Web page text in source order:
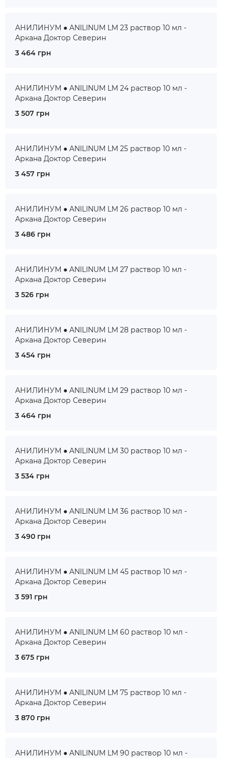
АНИЛИНУМ ● ANILINUM LM 23 раствор 10 мл -
Аркана Доктор Северин
3 464 грн
АНИЛИНУМ ● ANILINUM LM 24 раствор 10 мл -
Аркана Доктор Северин
3 507 грн
АНИЛИНУМ ● ANILINUM LM 25 раствор 10 мл -
Аркана Доктор Северин
3 457 грн
АНИЛИНУМ ● ANILINUM LM 26 раствор 10 мл -
Аркана Доктор Северин
3 486 грн
АНИЛИНУМ ● ANILINUM LM 27 раствор 10 мл -
Аркана Доктор Северин
3 526 грн
АНИЛИНУМ ● ANILINUM LM 28 раствор 10 мл -
Аркана Доктор Северин
3 454 грн
АНИЛИНУМ ● ANILINUM LM 29 раствор 10 мл -
Аркана Доктор Северин
3 464 грн
АНИЛИНУМ ● ANILINUM LM 30 раствор 10 мл -
Аркана Доктор Северин
3 534 грн
АНИЛИНУМ ● ANILINUM LM 36 раствор 10 мл -
Аркана Доктор Северин
3 490 грн
АНИЛИНУМ ● ANILINUM LM 45 раствор 10 мл -
Аркана Доктор Северин
3 591 грн
АНИЛИНУМ ● ANILINUM LM 60 раствор 10 мл -
Аркана Доктор Северин
3 675 грн
АНИЛИНУМ ● ANILINUM LM 75 раствор 10 мл -
Аркана Доктор Северин
3 870 грн
АНИЛИНУМ ● ANILINUM LM 90 раствор 10 мл -